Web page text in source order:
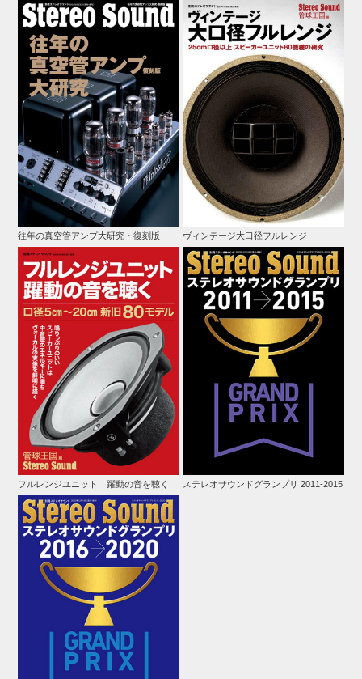
往年の真空管アンプ大研究・復刻版 ヴィンテージ大口径フルレンジ
フルレンジユニット 躍動の音を聴く ステレオサウンドグランプリ 2011-2015